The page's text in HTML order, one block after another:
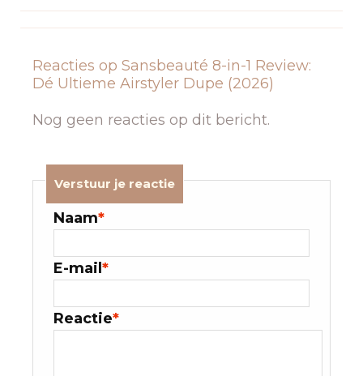
Reacties op Sansbeauté 8-in-1 Review:
Dé Ultieme Airstyler Dupe (2026)
Nog geen reacties op dit bericht.
Verstuur je reactie
Naam*
E-mail*
Reactie*